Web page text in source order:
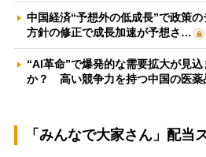
中国経済“予想外の低成長”で政策
方針の修正で成長加速が予想さ…
“AI革命”で爆発的な需要拡大が見
か？ 高い競争力を持つ中国の医
「みんなで大家さん」配当